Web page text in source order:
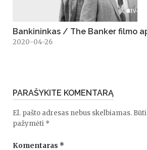
Bankininkas / The Banker filmo
2020-04-26
PARAŠYKITE KOMENTARĄ
El. pašto adresas nebus skelbiamas.
pažymėti *
Komentaras *